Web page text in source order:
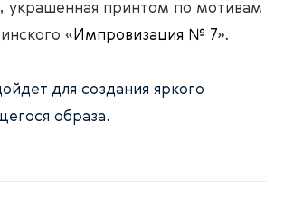
украшенная принтом по мотивам
«Импровизация № 7».
для создания яркого
образа.